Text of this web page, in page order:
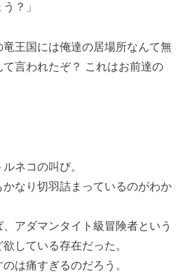
？」
竜王国には俺達の居場所なんて無
言われたぞ？ これはお前達の
ネコの叫び。
なり切羽詰まっているのがわか
アダマンタイト級冒険者という
している存在だった。
は痛すぎるのだろう。